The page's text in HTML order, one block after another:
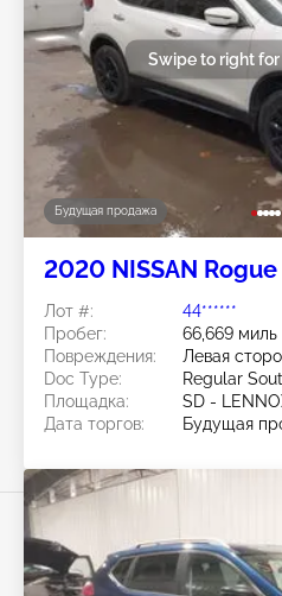
Будущая продажа
Swipe to right
2020 NISSAN Rogue
Лот #:
44******
Пробег:
66,669 миль
Повреждения:
Левая
Doc Type:
Regular
Площадка:
SD -
Дата торгов:
Будущая